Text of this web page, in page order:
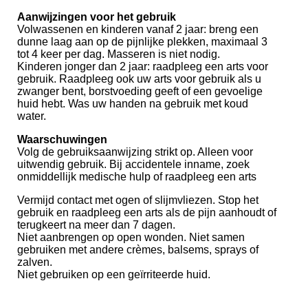
Aanwijzingen voor het gebruik
Volwassenen en kinderen vanaf 2 jaar: breng een
dunne laag aan op de pijnlijke plekken, maximaal 3
tot 4 keer per dag. Masseren is niet nodig.
Kinderen jonger dan 2 jaar: raadpleeg een arts voor
gebruik. Raadpleeg ook uw arts voor gebruik als u
zwanger bent, borstvoeding geeft of een gevoelige
huid hebt. Was uw handen na gebruik met koud
water.
Waarschuwingen
Volg de gebruiksaanwijzing strikt op. Alleen voor
uitwendig gebruik. Bij accidentele inname, zoek
onmiddellijk medische hulp of raadpleeg een arts
Vermijd contact met ogen of slijmvliezen. Stop het
gebruik en raadpleeg een arts als de pijn aanhoudt of
terugkeert na meer dan 7 dagen.
Niet aanbrengen op open wonden. Niet samen
gebruiken met andere crèmes, balsems, sprays of
zalven.
Niet gebruiken op een geïrriteerde huid.